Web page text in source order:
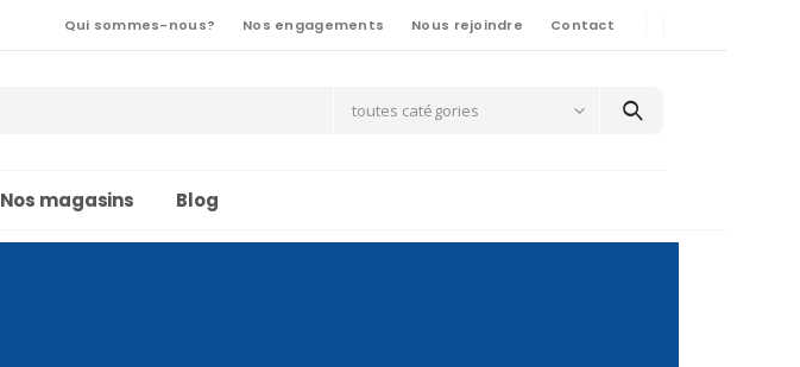
Qui sommes-nous? Nos engagements Nous rejoindre Contact
toutes catégories
Nos magasins Blog